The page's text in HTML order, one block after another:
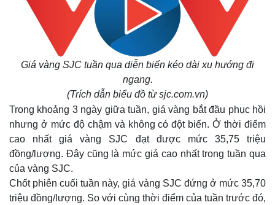
Giá vàng SJC tuần qua diễn biến kéo dài xu hướng đi
ngang.
(Trích dẫn biểu đồ từ sjc.com.vn)
Trong khoảng 3 ngày giữa tuần, giá vàng bắt đầu phục hồi
nhưng ở mức độ chậm và không có đột biến. Ở thời điểm
cao nhất giá vàng SJC đạt được mức 35,75 triệu
đồng/lượng. Đây cũng là mức giá cao nhất trong tuần qua
của vàng SJC.
Chốt phiên cuối tuần này, giá vàng SJC đứng ở mức 35,70
triệu đồng/lượng. So với cùng thời điểm của tuần trước đó,